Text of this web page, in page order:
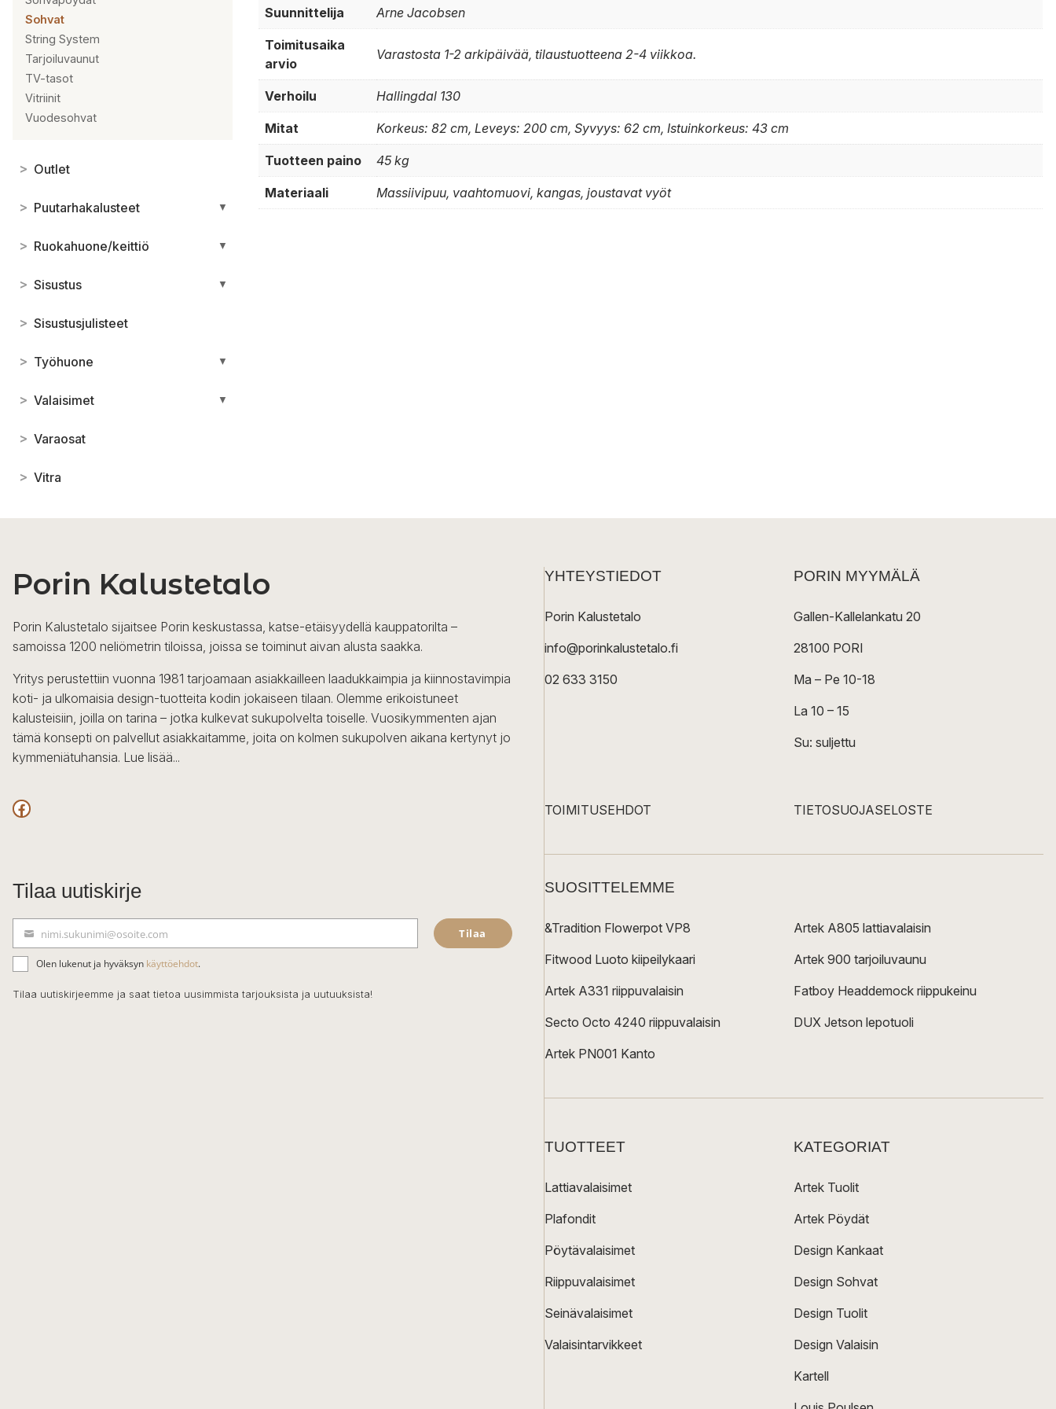
Sohvat
String System
Tarjoiluvaunut
TV-tasot
Vitriinit
Vuodesohvat
> Outlet
> Puutarhakalusteet ▼
> Ruokahuone/keittiö ▼
> Sisustus ▼
> Sisustusjulisteet
> Työhuone ▼
> Valaisimet ▼
> Varaosat
> Vitra
Suunnittelija Arne Jacobsen
Toimitusaika
arvio
Varastosta 1-2 arkipäivää, tilaustuotteena 2-4 viikkoa.
Verhoilu Hallingdal 130
Mitat Korkeus: 82 cm, Leveys: 200 cm, Syvyys: 62 cm, Istuinkorkeus: 43 cm
Tuotteen paino 45 kg
Materiaali Massiivipuu, vaahtomuovi, kangas, joustavat vyöt
Porin Kalustetalo
Porin Kalustetalo sijaitsee Porin keskustassa, katse-etäisyydellä kauppatorilta –
samoissa 1200 neliömetrin tiloissa, joissa se toiminut aivan alusta saakka.
Yritys perustettiin vuonna 1981 tarjoamaan asiakkailleen laadukkaimpia ja kiinnostavimpia
koti- ja ulkomaisia design-tuotteita kodin jokaiseen tilaan. Olemme erikoistuneet
kalusteisiin, joilla on tarina – jotka kulkevat sukupolvelta toiselle. Vuosikymmenten ajan
tämä konsepti on palvellut asiakkaitamme, joita on kolmen sukupolven aikana kertynyt jo
kymmeniätuhansia. Lue lisää...
Facebook
Tilaa uutiskirje
ä
h
k
nimi.sukunimi@osoite.com Tilaa
Olen lukenut ja hyväksyn käyttöehdot.
Tilaa uutiskirjeemme ja saat tietoa uusimmista tarjouksista ja uutuuksista!
YHTEYSTIEDOT
Porin Kalustetalo
info@porinkalustetalo.fi
02 633 3150
PORIN MYYMÄLÄ
Gallen-Kallelankatu 20
28100 PORI
Ma – Pe 10-18
La 10 – 15
Su: suljettu
TOIMITUSEHDOT TIETOSUOJASELOSTE
SUOSITTELEMME
&Tradition Flowerpot VP8
Fitwood Luoto kiipeilykaari
Artek A331 riippuvalaisin
Secto Octo 4240 riippuvalaisin
Artek PN001 Kanto
Artek A805 lattiavalaisin
Artek 900 tarjoiluvaunu
Fatboy Headdemock riippukeinu
DUX Jetson lepotuoli
TUOTTEET
Lattiavalaisimet
Plafondit
Pöytävalaisimet
Riippuvalaisimet
Seinävalaisimet
Valaisintarvikkeet
KATEGORIAT
Artek Tuolit
Artek Pöydät
Design Kankaat
Design Sohvat
Design Tuolit
Design Valaisin
Kartell